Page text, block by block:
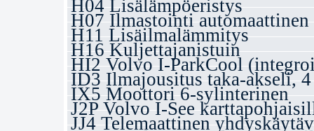
H04 Lisälämpöeristys
H07 Ilmastointi automaattinen
H11 Lisäilmalämmitys
H16 Kuljettajanistuin
HI2 Volvo I-ParkCool
ID3 Ilmajousitus taka-akseli,
IX5 Moottori 6-sylinterinen
J2P Volvo I-See
JJ4 Telemaattinen